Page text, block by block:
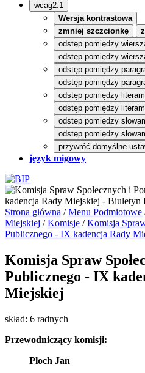
wcag2.1
Wersja kontrastowa
zmniej szczcionkę
odstęp pomiędzy
odstęp pomiędzy
odstęp pomiędzy
odstęp pomiędzy
odstęp pomiędzy
odstęp pomiędzy
odstęp pomiędzy
odstęp pomiędzy
przywróć domyślne
język migowy
Strona główna /Menu Podmiotowe
Miejskiej /Komisje /Komisja
Publicznego - IX kadencja Rady
Komisja Spraw
Publicznego - IX
Miejskiej
skład: 6 radnych
Przewodniczący komisji:
Ploch Jan